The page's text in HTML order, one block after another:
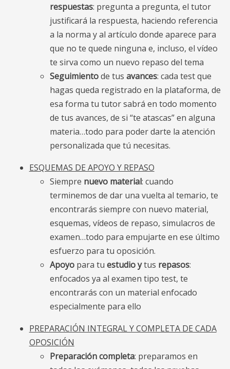
respuestas: pregunta a pregunta, el tutor
justificará la respuesta, haciendo referencia
a la norma y al artículo donde aparece para
que no te quede ninguna e, incluso, el vídeo
te sirva como un nuevo repaso del tema
Seguimientode tus avances: cada test que
hagas queda registrado en la plataforma, de
esa forma tu tutor sabrá en todo momento
de tus avances, de si “te atascas” en alguna
materia…todo para poder darte la atención
personalizada que tú necesitas.
ESQUEMAS DE APOYO Y REPASO
Siempre nuevo material: cuando
terminemos de dar una vuelta al temario, te
encontrarás siempre con nuevo material,
esquemas, vídeos de repaso, simulacros de
examen…todo para empujarte en ese último
esfuerzo para tu oposición.
Apoyopara tu estudio ytus repasos:
enfocados ya al examen tipo test, te
encontrarás con un material enfocado
especialmente para ello
PREPARACIÓN INTEGRAL Y COMPLETA DE CADA
OPOSICIÓN
Preparación completa: preparamos en